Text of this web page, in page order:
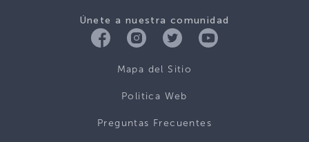
Únete a nuestra comunidad
Mapa del Sitio
Politica Web
Preguntas Frecuentes